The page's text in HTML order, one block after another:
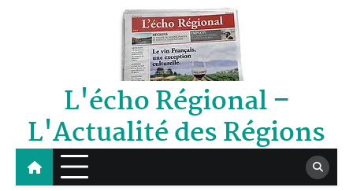
L'écho Régional –
L'Actualité des Régions